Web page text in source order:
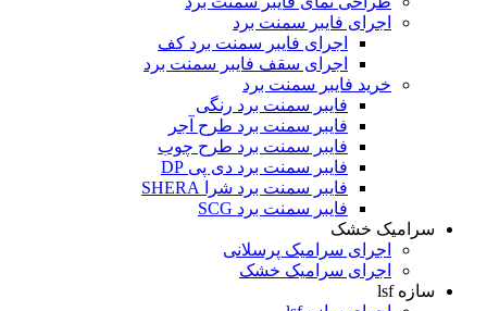
اجرای فایبر سمنت برد
اجرای فایبر سمنت برد کف
اجرای سقف فایبر سمنت برد
خرید فایبر سمنت برد
فایبر سمنت برد رنگی
فایبر سمنت برد طرح آجر
فایبر سمنت برد طرح چوب
فایبر سمنت برد دی پی DP
فایبر سمنت برد شرا SHERA
فایبر سمنت برد SCG
سرامیک خشک
اجرای سرامیک پرسلانی
اجرای سرامیک خشک
سازه lsf